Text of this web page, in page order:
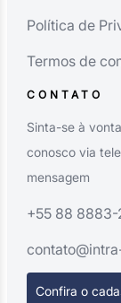
Política de
Termos de
CONTATO
Sinta-se à
conosco via
mensagem
+55 88
Confira o